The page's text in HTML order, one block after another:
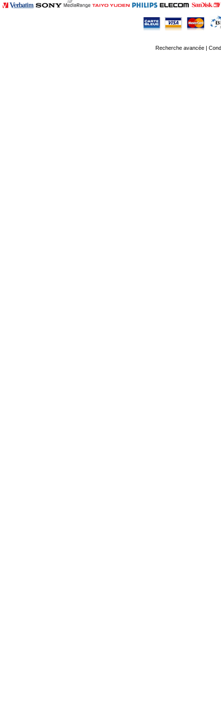
Recherche avancée|